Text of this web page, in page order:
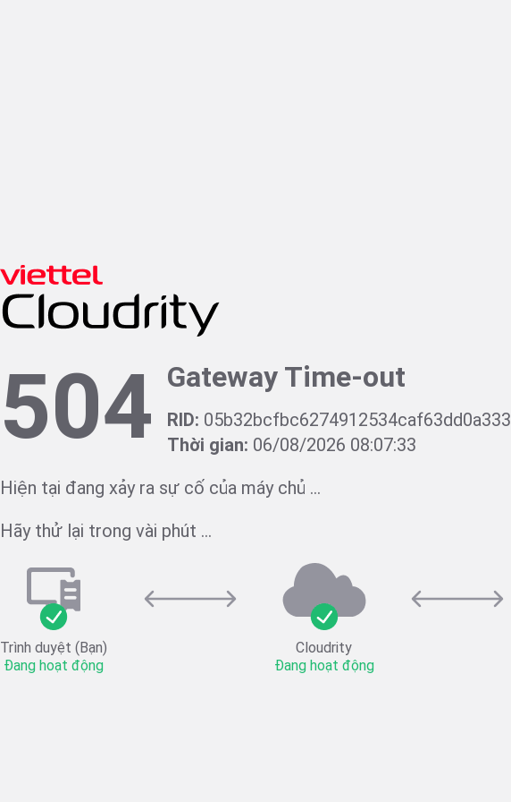
504 Gateway Time-out
RID: 05b32bcfbc6274912534caf63dd0a333
Thời gian: 06/08/2026 08:07:33
Hiện tại đang xảy ra sự cố của máy chủ ...
Hãy thử lại trong vài phút ...
Trình duyệt (Bạn)
Đang hoạt động
Cloudrity
Đang hoạt động